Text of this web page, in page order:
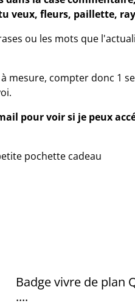
veux, fleurs, paillette,
ou les mots que
mesure, compter donc 1
pour voir si je peux
pochette cadeau
Badge vivre de plan
....